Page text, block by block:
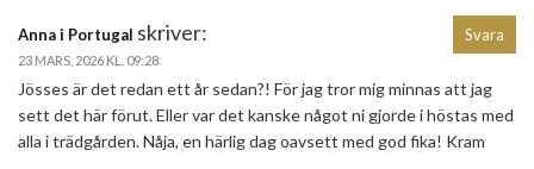
Anna i Portugal skriver:
23 MARS, 2026 KL. 09:28
Jösses är det redan ett år sedan?! För jag tror mig minnas att jag
sett det här förut. Eller var det kanske något ni gjorde i höstas med
alla i trädgården. Nåja, en härlig dag oavsett med god fika! Kram
Svara